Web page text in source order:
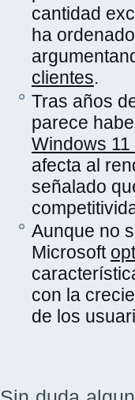
cantidad
ha
clientes.
Tras años
parece
Windows
afecta al
señalado
Aunque no
Microsoft
con la
de los